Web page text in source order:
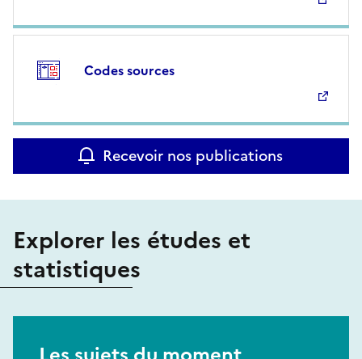
Codes sources
Recevoir nos publications
Explorer les études et
statistiques